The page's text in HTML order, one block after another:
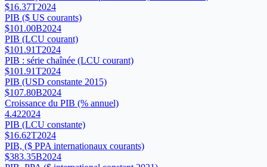
$16.37T2024
PIB ($ US courants)
$101.00B2024
PIB (LCU courant)
$101.91T2024
PIB : série chaînée (LCU courant)
$101.91T2024
PIB (USD constante 2015)
$107.80B2024
Croissance du PIB (% annuel)
4.422024
PIB (LCU constante)
$16.62T2024
PIB, ($ PPA internationaux courants)
$383.35B2024